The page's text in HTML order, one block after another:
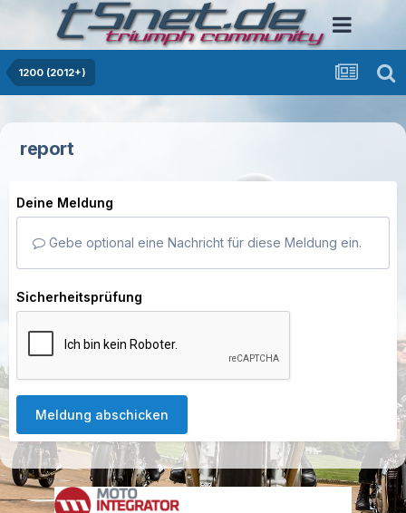
1200 (2012+)
report
Deine Meldung
Gebe optional eine Nachricht für diese Meldung ein.
Sicherheitsprüfung
Meldung abschicken